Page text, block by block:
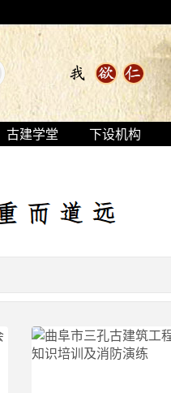
古建学堂 下设机构